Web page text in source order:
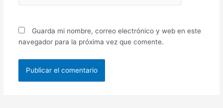
Guarda mi nombre, correo electrónico y web en este
navegador para la próxima vez que comente.